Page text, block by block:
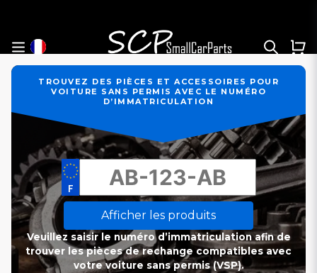
TROUVEZ DES PIÈCES ET ACCESSOIRES POUR
VOITURE SANS PERMIS AVEC LE NUMÉRO
D’IMMATRICULATION
Afficher les produits
Veuillez saisir le numéro d’immatriculation afin de
trouver les pièces de rechange compatibles avec
votre voiture sans permis (VSP).